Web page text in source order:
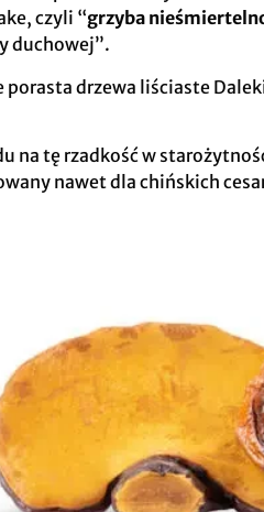
czyli “grzyba
duchowej”.
porasta drzewa liściaste
na tę rzadkość w
nawet dla chińskich